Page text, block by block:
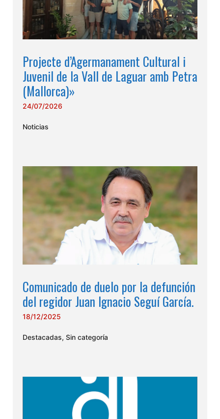
Projecte d’Agermanament Cultural i
Juvenil de la Vall de Laguar amb Petra
(Mallorca)»
24/07/2026
Noticias
Comunicado de duelo por la defunción
del regidor Juan Ignacio Seguí García.
18/12/2025
Destacadas, Sin categoría